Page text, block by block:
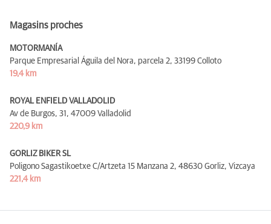
Magasins proches
MOTORMANÍA
Parque Empresarial Águila del Nora, parcela 2, 33199 Colloto
19,4 km
ROYAL ENFIELD VALLADOLID
Av de Burgos, 31, 47009 Valladolid
220,9 km
GORLIZ BIKER SL
Poligono Sagastikoetxe C/Artzeta 15 Manzana 2, 48630 Gorliz, Vizcaya
221,4 km